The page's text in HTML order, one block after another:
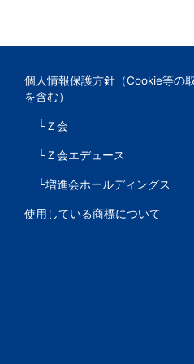
個人情報保護方針（Cookie等の
を含む）
└Ｚ会
└Ｚ会エデュース
└増進会ホールディングス
使用している商標について